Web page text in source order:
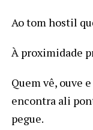
Ao tom hostil
À proximidade
Quem vê, ouve
encontra ali
pegue.